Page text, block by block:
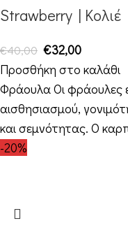
Strawberry | Κολιέ
€40,00 €32,00
Προσθήκη στο καλάθι
Φράουλα Οι φράουλες
αισθησιασμού,
και σεμνότητας. Ο
-20%